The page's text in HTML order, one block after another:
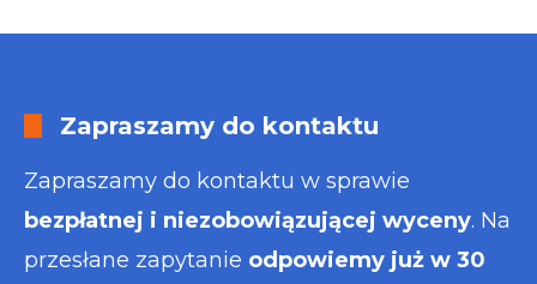
Zapraszamy do kontaktu
Zapraszamy do kontaktu w sprawie
bezpłatnej i niezobowiązującej wyceny. Na
przesłane zapytanie odpowiemy już w 30